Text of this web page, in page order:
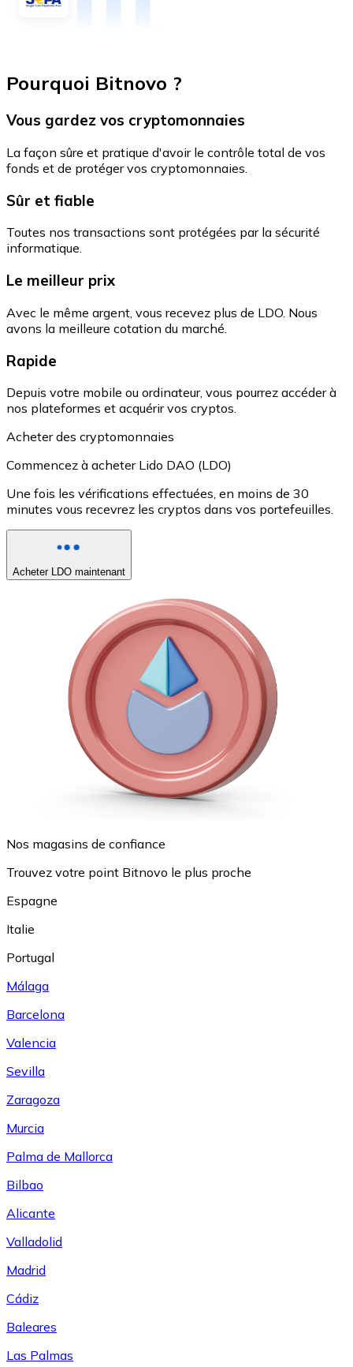
Pourquoi Bitnovo ?
Vous gardez vos cryptomonnaies
La façon sûre et pratique d'avoir le contrôle total de vos
fonds et de protéger vos cryptomonnaies.
Sûr et fiable
Toutes nos transactions sont protégées par la sécurité
informatique.
Le meilleur prix
Avec le même argent, vous recevez plus de LDO. Nous
avons la meilleure cotation du marché.
Rapide
Depuis votre mobile ou ordinateur, vous pourrez accéder à
nos plateformes et acquérir vos cryptos.
Acheter des cryptomonnaies
Commencez à acheter Lido DAO (LDO)
Une fois les vérifications effectuées, en moins de 30
minutes vous recevrez les cryptos dans vos portefeuilles.
Acheter LDO maintenant
Nos magasins de confiance
Trouvez votre point Bitnovo le plus proche
Espagne
Italie
Portugal
Málaga
Barcelona
Valencia
Sevilla
Zaragoza
Murcia
Palma de Mallorca
Bilbao
Alicante
Valladolid
Madrid
Cádiz
Baleares
Las Palmas